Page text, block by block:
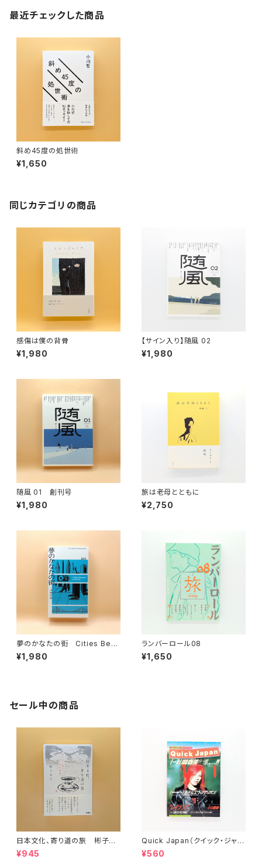
最近チェックした商品
斜め45度の処世術
¥1,650
同じカテゴリの商品
感傷は僕の背骨
¥1,980
【サイン入り】随風 02
¥1,980
随風 01 創刊号
¥1,980
旅は老母とともに
¥2,750
夢のかなたの街 Cities Bey
ond Fictions
¥1,980
ランバーロール08
¥1,650
セール中の商品
日本文化、寄り道の旅 彬子女
王殿下特別講義
¥945
Quick Japan（クイック・ジャパ
ン）Vol.11
¥560